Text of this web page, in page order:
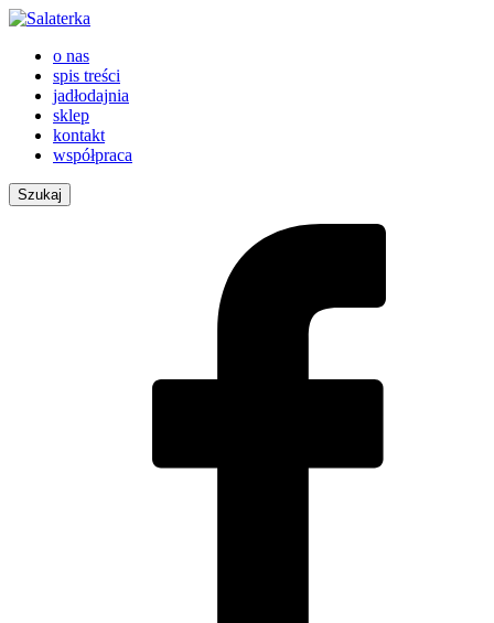
o nas
spis treści
jadłodajnia
sklep
kontakt
współpraca
Szukaj